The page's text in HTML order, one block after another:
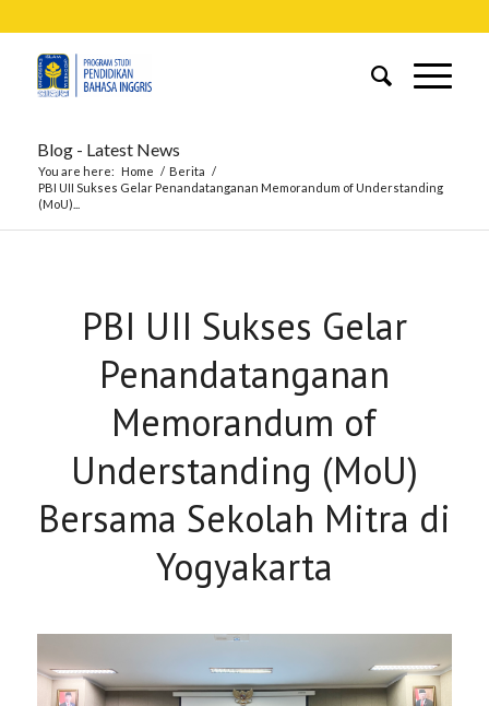
Blog - Latest News
You are here: Home / Berita /
PBI UII Sukses Gelar Penandatanganan Memorandum of Understanding
(MoU)...
PBI UII Sukses Gelar
Penandatanganan
Memorandum of
Understanding (MoU)
Bersama Sekolah Mitra di
Yogyakarta